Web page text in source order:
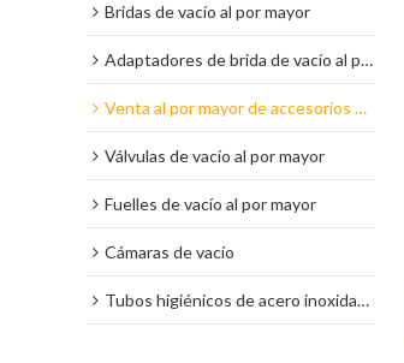
Bridas de vacío al por mayor
Adaptadores de brida de vacío al por mayor
Venta al por mayor de accesorios de vacío
Válvulas de vacío al por mayor
Fuelles de vacío al por mayor
Cámaras de vacío
Tubos higiénicos de acero inoxidable